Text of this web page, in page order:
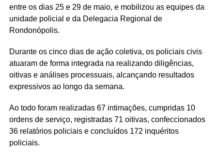
entre os dias 25 e 29 de maio, e mobilizou as equipes da
unidade policial e da Delegacia Regional de
Rondonópolis.
Durante os cinco dias de ação coletiva, os policiais civis
atuaram de forma integrada na realizando diligências,
oitivas e análises processuais, alcançando resultados
expressivos ao longo da semana.
Ao todo foram realizadas 67 intimações, cumpridas 10
ordens de serviço, registradas 71 oitivas, confeccionados
36 relatórios policiais e concluídos 172 inquéritos
policiais.